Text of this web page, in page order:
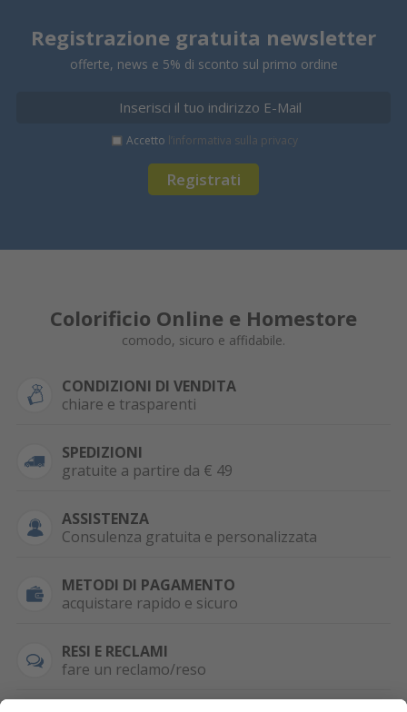
Registrazione gratuita newsletter
offerte, news e 5% di sconto sul primo ordine
Registrati
Accetto l’informativa sulla privacy
Colorificio Online e Homestore
comodo, sicuro e affidabile.
CONDIZIONI DI VENDITA
chiare e trasparenti
SPEDIZIONI
gratuite a partire da € 49
ASSISTENZA
Consulenza gratuita e personalizzata
METODI DI PAGAMENTO
acquistare rapido e sicuro
RESI E RECLAMI
fare un reclamo/reso